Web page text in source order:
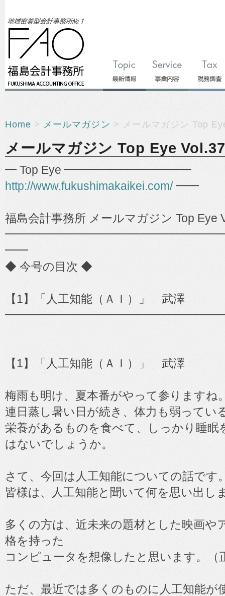
Home > メールマガジン > メールマガジン Top
メールマガジン Top Eye
━ Top Eye ━━━━━━━━━━━
http://www.fukushimakaikei.com/━━
福島会計事務所 メールマガジン Top Eye
━━
◆ 今号の目次 ◆
【1】「人工知能（ＡＩ）」 武澤
【1】「人工知能（ＡＩ）」 武澤
梅雨も明け、夏本番がやって参りますね
連日蒸し暑い日が続き、体力も弱ってい
栄養があるものを食べて、しっかり睡眠
はないでしょうか。
さて、今回は人工知能についての話です
皆様は、人工知能と聞いて何を思い出し
多くの方は、近未来の題材とした映画や
格を持った
コンピュータを想像したと思います。（
ただ、最近では多くのものに人工知能が